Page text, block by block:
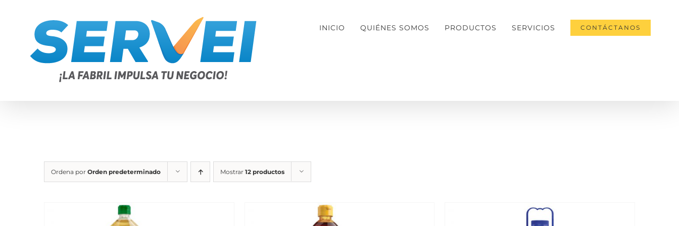
contenido
INICIO QUIÉNES SOMOS PRODUCTOS SERVICIOS CONTÁCTANOS
Ordena por Orden predeterminado Mostrar 12 productos